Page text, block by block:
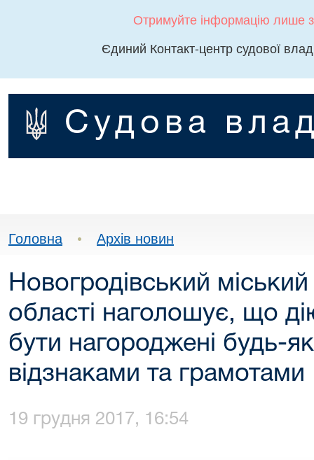
Отримуйте інформацію лише
Єдиний Контакт-центр судової
Судова
Головна • Архів новин
Новогродівський
області наголошує, що
бути нагороджені будь-
відзнаками та грамотами
19 грудня 2017, 16:54